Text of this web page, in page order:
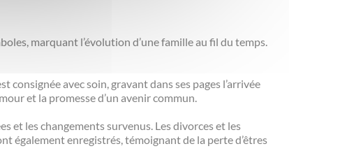
marquant l’évolution d’une famille au fil du temps.
avec soin, gravant dans ses pages l’arrivée
et la promesse d’un avenir commun.
et les changements survenus. Les divorces et les
également enregistrés, témoignant de la perte d’êtres